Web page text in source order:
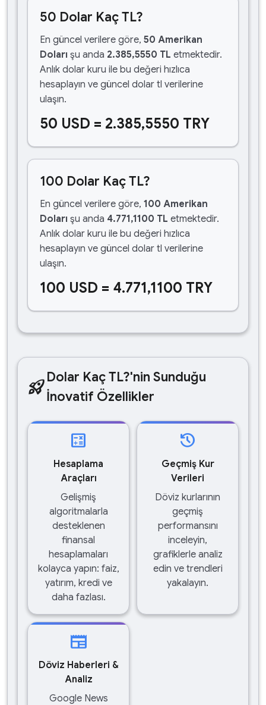
50 Dolar Kaç TL?
En güncel verilere göre, 50 Amerikan
Doları şu anda 2.385,5550 TL etmektedir.
Anlık dolar kuru ile bu değeri hızlıca
hesaplayın ve güncel dolar tl verilerine
ulaşın.
50 USD = 2.385,5550 TRY
100 Dolar Kaç TL?
En güncel verilere göre, 100 Amerikan
Doları şu anda 4.771,1100 TL etmektedir.
Anlık dolar kuru ile bu değeri hızlıca
hesaplayın ve güncel dolar tl verilerine
ulaşın.
100 USD = 4.771,1100 TRY
rocket_launchDolar Kaç TL?'nin Sunduğu
İnovatif Özellikler
calculate
Hesaplama
Araçları
Gelişmiş
algoritmalarla
desteklenen
finansal
hesaplamaları
kolayca yapın: faiz,
yatırım, kredi ve
daha fazlası.
history
Geçmiş Kur
Verileri
Döviz kurlarının
geçmiş
performansını
inceleyin,
grafiklerle analiz
edin ve trendleri
yakalayın.
newspaper
Döviz Haberleri &
Analiz
Google News